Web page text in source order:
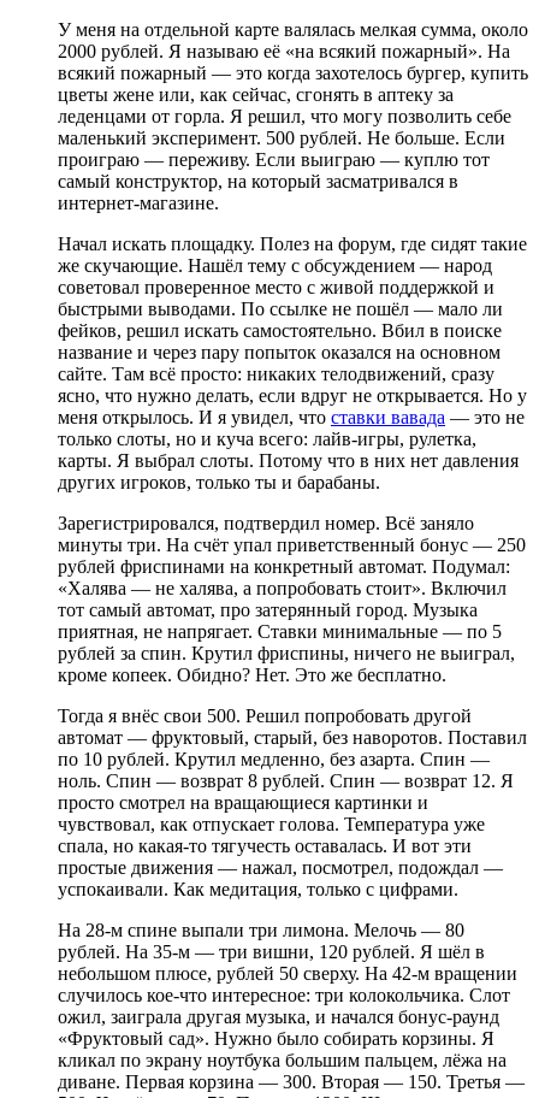
У меня на отдельной карте валялась мелкая сумма, около
2000 рублей. Я называю её «на всякий пожарный». На
всякий пожарный — это когда захотелось бургер, купить
цветы жене или, как сейчас, сгонять в аптеку за
леденцами от горла. Я решил, что могу позволить себе
маленький эксперимент. 500 рублей. Не больше. Если
проиграю — переживу. Если выиграю — куплю тот
самый конструктор, на который засматривался в
интернет-магазине.
Начал искать площадку. Полез на форум, где сидят такие
же скучающие. Нашёл тему с обсуждением — народ
советовал проверенное место с живой поддержкой и
быстрыми выводами. По ссылке не пошёл — мало ли
фейков, решил искать самостоятельно. Вбил в поиске
название и через пару попыток оказался на основном
сайте. Там всё просто: никаких телодвижений, сразу
ясно, что нужно делать, если вдруг не открывается. Но у
меня открылось. И я увидел, что ставки вавада — это не
только слоты, но и куча всего: лайв-игры, рулетка,
карты. Я выбрал слоты. Потому что в них нет давления
других игроков, только ты и барабаны.
Зарегистрировался, подтвердил номер. Всё заняло
минуты три. На счёт упал приветственный бонус — 250
рублей фриспинами на конкретный автомат. Подумал:
«Халява — не халява, а попробовать стоит». Включил
тот самый автомат, про затерянный город. Музыка
приятная, не напрягает. Ставки минимальные — по 5
рублей за спин. Крутил фриспины, ничего не выиграл,
кроме копеек. Обидно? Нет. Это же бесплатно.
Тогда я внёс свои 500. Решил попробовать другой
автомат — фруктовый, старый, без наворотов. Поставил
по 10 рублей. Крутил медленно, без азарта. Спин —
ноль. Спин — возврат 8 рублей. Спин — возврат 12. Я
просто смотрел на вращающиеся картинки и
чувствовал, как отпускает голова. Температура уже
спала, но какая-то тягучесть оставалась. И вот эти
простые движения — нажал, посмотрел, подождал —
успокаивали. Как медитация, только с цифрами.
На 28-м спине выпали три лимона. Мелочь — 80
рублей. На 35-м — три вишни, 120 рублей. Я шёл в
небольшом плюсе, рублей 50 сверху. На 42-м вращении
случилось кое-что интересное: три колокольчика. Слот
ожил, заиграла другая музыка, и начался бонус-раунд
«Фруктовый сад». Нужно было собирать корзины. Я
кликал по экрану ноутбука большим пальцем, лёжа на
диване. Первая корзина — 300. Вторая — 150. Третья —